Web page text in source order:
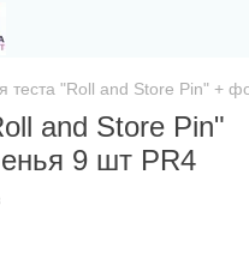
теста "Roll and Store Pin" +
and Store Pin"
9 шт PR4